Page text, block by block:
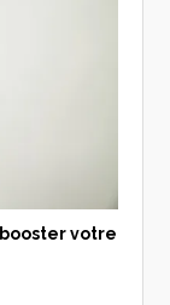
votre